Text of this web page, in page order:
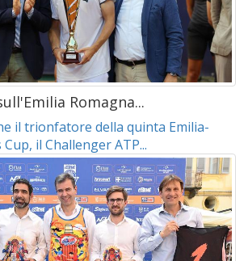
Romagna...
il trionfatore della quinta Emilia-
il Challenger ATP...